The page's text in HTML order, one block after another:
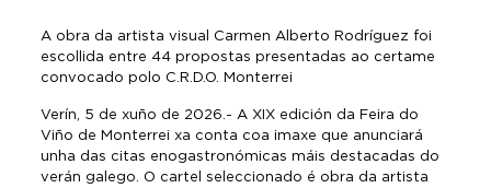
A obra da artista visual Carmen Alberto Rodríguez foi
escollida entre 44 propostas presentadas ao certame
convocado polo C.R.D.O. Monterrei
Verín, 5 de xuño de 2026.- A XIX edición da Feira do
Viño de Monterrei xa conta coa imaxe que anunciará
unha das citas enogastronómicas máis destacadas do
verán galego. O cartel seleccionado é obra da artista